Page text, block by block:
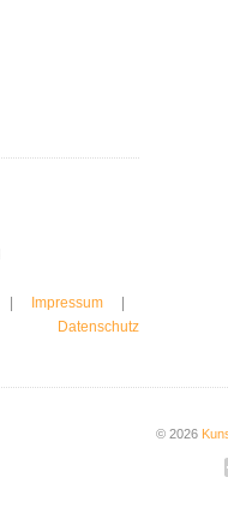
Impressum
Datenschutz
© 2026